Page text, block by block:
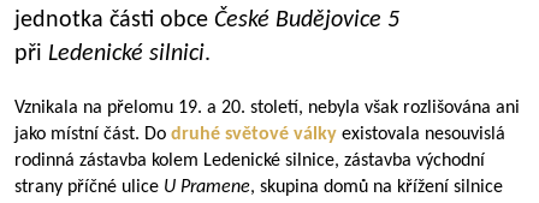
jednotka části obce České Budějovice 5
při Ledenické silnici.
Vznikala na přelomu 19. a 20. století, nebyla však rozlišována ani
jako místní část. Do druhé světové války existovala nesouvislá
rodinná zástavba kolem Ledenické silnice, zástavba východní
strany příčné ulice U Pramene, skupina domů na křížení silnice